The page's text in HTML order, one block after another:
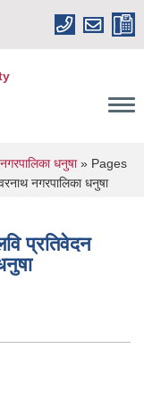
धनुषा» Pages
नगरपालिका धनुषा
प्रतिवेदन